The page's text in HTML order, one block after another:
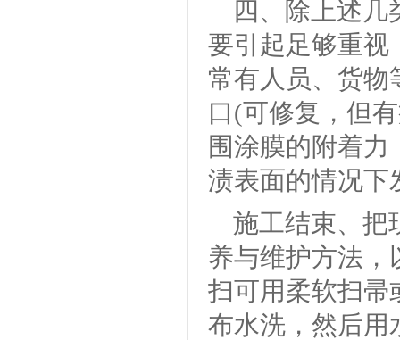
四、除上述几
要引起足够重视
常有人员、货物
口(可修复，但
围涂膜的附着
渍表面的情况下
施工结束、把
养与维护方法，
扫可用柔软扫帚
布水洗，然后用